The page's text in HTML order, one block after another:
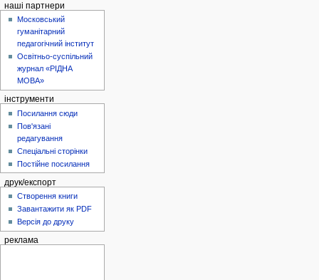
наші партнери
Московський
гуманітарний
педагогічний інститут
Освітньо-суспільний
журнал «РІДНА
МОВА»
інструменти
Посилання сюди
Пов'язані
редагування
Спеціальні сторінки
Постійне посилання
друк/експорт
Створення книги
Завантажити як PDF
Версія до друку
реклама